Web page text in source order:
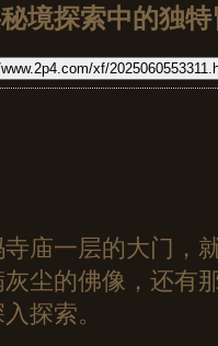
境探索中的独
xf/
一层的大门，
尘的佛像，还有
探索。